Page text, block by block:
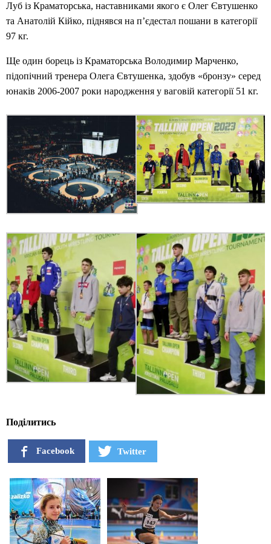
Луб із Краматорська, наставниками якого є Олег Євтушенко
та Анатолій Кійко, піднявся на п’єдестал пошани в категорії
97 кг.
Ще один борець із Краматорська Володимир Марченко,
підопічний тренера Олега Євтушенка, здобув «бронзу» серед
юнаків 2006-2007 роки народження у ваговій категорії 51 кг.
Поділитись
Facebook Twitter